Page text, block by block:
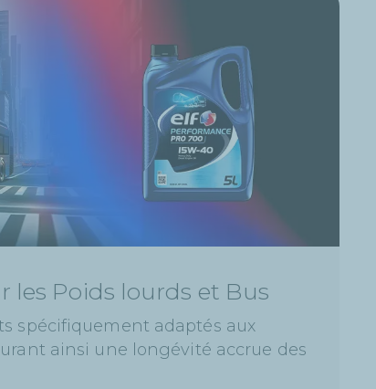
les Poids lourds et Bus
spécifiquement adaptés aux
ainsi une longévité accrue des